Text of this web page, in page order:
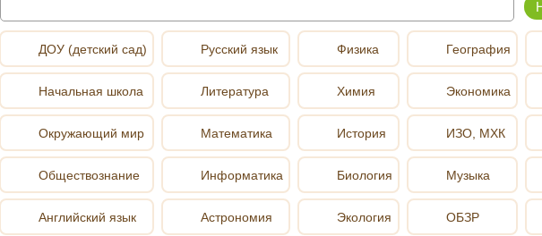
ДОУ (детский сад)
Начальная школа
Окружающий мир
Обществознание
Английский язык
Русский язык
Литература
Математика
Информатика
Астрономия
Физика
Химия
История
Биология
Экология
География
Экономика
ИЗО, МХК
Музыка
ОБЗР